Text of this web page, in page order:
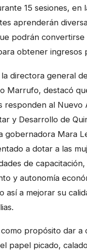
15 sesiones, en
aprenderán
podrán convertirse
obtener ingresos
directora general
Marrufo, destacó
responden al Nuevo
y Desarrollo de
gobernadora Mara
a dotar a las
de capacitación,
y autonomía
así a mejorar su
propósito dar a
papel picado,